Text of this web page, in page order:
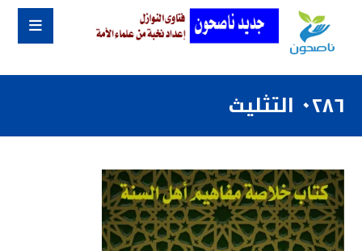
٠٢٨٦ التثليث